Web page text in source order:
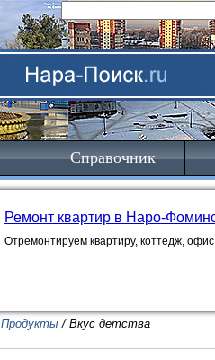
Справочник
Ремонт квартир в Наро-
Отремонтируем квартиру, коттедж, офис
Продукты / Вкус детства